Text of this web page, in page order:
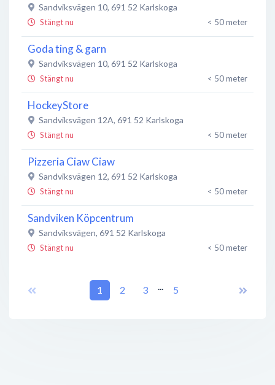
Sandviksvägen 10, 691 52 Karlskoga
Stängt nu < 50 meter
Goda ting & garn
Sandviksvägen 10, 691 52 Karlskoga
Stängt nu < 50 meter
HockeyStore
Sandviksvägen 12A, 691 52 Karlskoga
Stängt nu < 50 meter
Pizzeria Ciaw Ciaw
Sandviksvägen 12, 691 52 Karlskoga
Stängt nu < 50 meter
Sandviken Köpcentrum
Sandviksvägen, 691 52 Karlskoga
Stängt nu < 50 meter
Sandviksvägen 12A 691 52 Karlskoga
1 2 3 ... 5